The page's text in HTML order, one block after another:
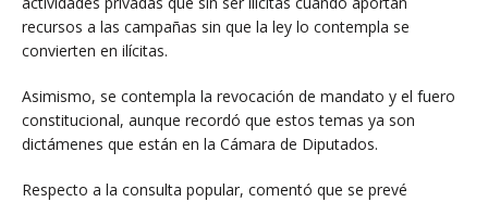
recursos a las campañas sin que la ley lo contempla se
convierten en ilícitas.
Asimismo, se contempla la revocación de mandato y el fuero
constitucional, aunque recordó que estos temas ya son
dictámenes que están en la Cámara de Diputados.
Respecto a la consulta popular, comentó que se prevé